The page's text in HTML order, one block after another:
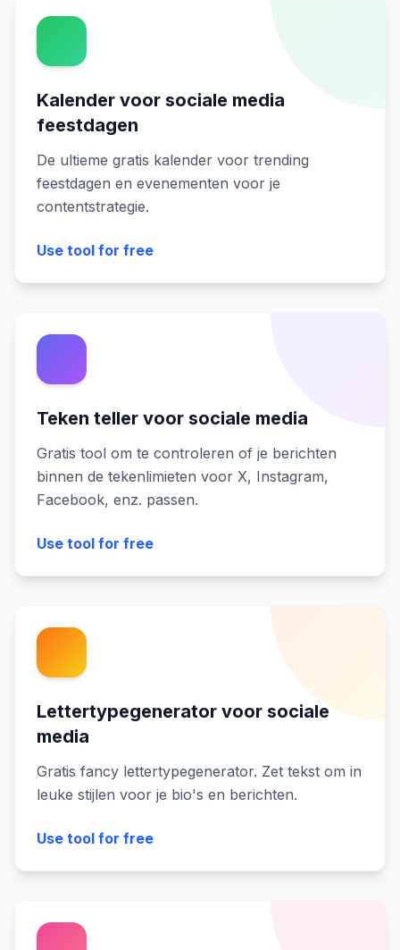
Kalender voor sociale media
feestdagen
De ultieme gratis kalender voor trending
feestdagen en evenementen voor je
contentstrategie.
Use tool for free
Teken teller voor sociale media
Gratis tool om te controleren of je berichten
binnen de tekenlimieten voor X, Instagram,
Facebook, enz. passen.
Use tool for free
Lettertypegenerator voor sociale
media
Gratis fancy lettertypegenerator. Zet tekst om in
leuke stijlen voor je bio's en berichten.
Use tool for free